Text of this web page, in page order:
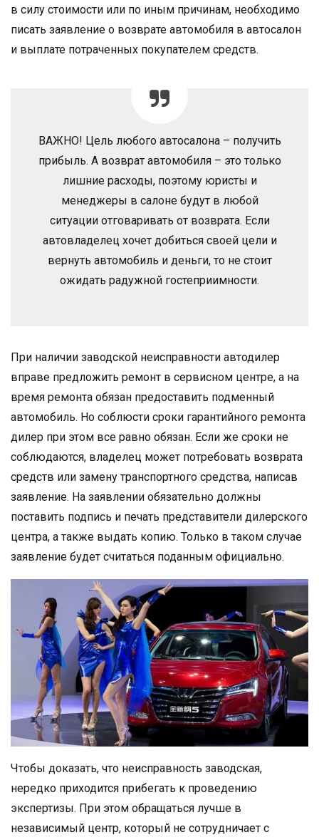
в силу стоимости или по иным причинам, необходимо
писать заявление о возврате автомобиля в автосалон
и выплате потраченных покупателем средств.
ВАЖНО! Цель любого автосалона – получить
прибыль. А возврат автомобиля – это только
лишние расходы, поэтому юристы и
менеджеры в салоне будут в любой
ситуации отговаривать от возврата. Если
автовладелец хочет добиться своей цели и
вернуть автомобиль и деньги, то не стоит
ожидать радужной гостеприимности.
При наличии заводской неисправности автодилер
вправе предложить ремонт в сервисном центре, а на
время ремонта обязан предоставить подменный
автомобиль. Но соблюсти сроки гарантийного ремонта
дилер при этом все равно обязан. Если же сроки не
соблюдаются, владелец может потребовать возврата
средств или замену транспортного средства, написав
заявление. На заявлении обязательно должны
поставить подпись и печать представители дилерского
центра, а также выдать копию. Только в таком случае
заявление будет считаться поданным официально.
Чтобы доказать, что неисправность заводская,
нередко приходится прибегать к проведению
экспертизы. При этом обращаться лучше в
независимый центр, который не сотрудничает с